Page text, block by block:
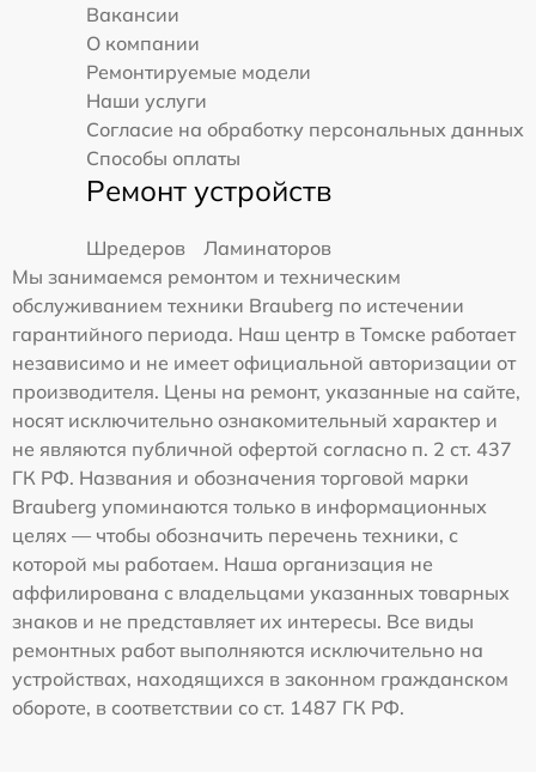
Вакансии
О компании
Ремонтируемые модели
Наши услуги
Согласие на обработку персональных данных
Способы оплаты
Ремонт устройств
Шредеров
Ламинаторов
Мы занимаемся ремонтом и техническим
обслуживанием техники Brauberg по истечении
гарантийного периода. Наш центр в Томске работает
независимо и не имеет официальной авторизации от
производителя. Цены на ремонт, указанные на сайте,
носят исключительно ознакомительный характер и
не являются публичной офертой согласно п. 2 ст. 437
ГК РФ. Названия и обозначения торговой марки
Brauberg упоминаются только в информационных
целях — чтобы обозначить перечень техники, с
которой мы работаем. Наша организация не
аффилирована с владельцами указанных товарных
знаков и не представляет их интересы. Все виды
ремонтных работ выполняются исключительно на
устройствах, находящихся в законном гражданском
обороте, в соответствии со ст. 1487 ГК РФ.